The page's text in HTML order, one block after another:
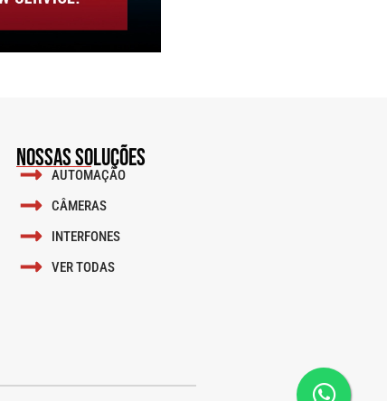
NOSSAS SOLUÇÕES
AUTOMAÇÃO
CÂMERAS
INTERFONES
VER TODAS